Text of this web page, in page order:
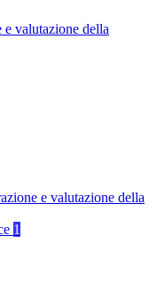
e valutazione della
e valutazione della
1